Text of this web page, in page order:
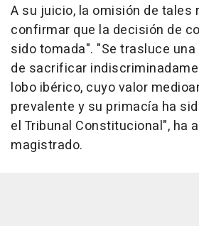
A su juicio, la omisión de tales
confirmar que la decisión de
sido tomada". "Se trasluce
de sacrificar
lobo ibérico, cuyo valor
prevalente y su primacía ha
el Tribunal Constitucional", ha
magistrado.